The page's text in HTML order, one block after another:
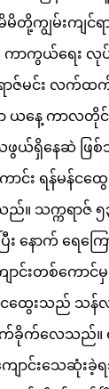
ကျွမ်းကျင်ရ
ကွယ်ရေး လုပ်င
ာဇ်မင်း လက်ထ
ယနေ့ ကာလတိုင်
ဖွယ်ရှိနေဆဲ ဖြ
း ရန်မန်ငထွေ
သက္ကရာဇ် ၅
နောက် ရေကြေ
င်းတစ်ကောင်မှ
န်ငထွေးသည် သ
တိုက်ခိုက်လေသည်။
ောင်းသေဆုံးခဲ့